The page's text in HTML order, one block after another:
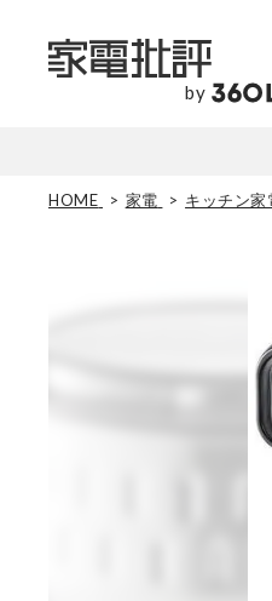
by
HOME 家電 キッチン家